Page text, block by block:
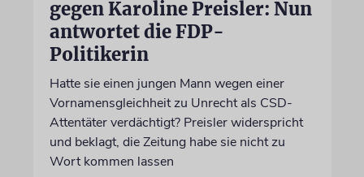
gegen Karoline Preisler: Nun
antwortet die FDP-
Politikerin
Hatte sie einen jungen Mann wegen einer
Vornamensgleichheit zu Unrecht als CSD-
Attentäter verdächtigt? Preisler widerspricht
und beklagt, die Zeitung habe sie nicht zu
Wort kommen lassen